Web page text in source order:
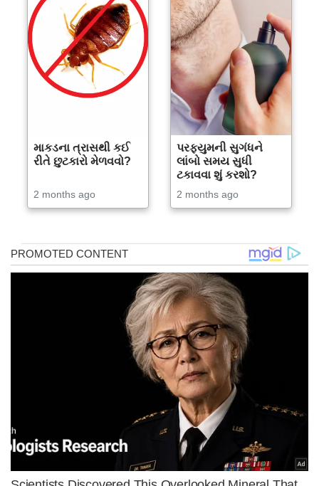
માકડના ત્રાસથી કઈ
રીતે છુટકારો મેળવવો?
2 months ago
પરફ્યુમની સુગંધને
લાંબો સમય સુધી
ટકાવવા શું કરશો?
2 months ago